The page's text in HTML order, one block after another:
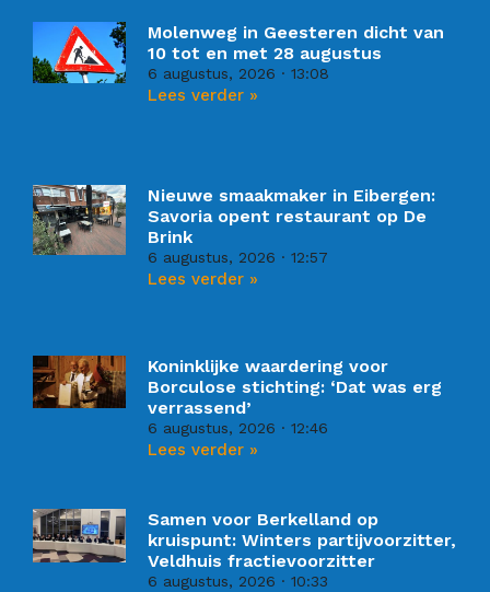
Molenweg in Geesteren dicht van
10 tot en met 28 augustus
6 augustus, 2026 13:08
Lees verder »
Nieuwe smaakmaker in Eibergen:
Savoria opent restaurant op De
Brink
6 augustus, 2026 12:57
Lees verder »
Koninklijke waardering voor
Borculose stichting: ‘Dat was erg
verrassend’
6 augustus, 2026 12:46
Lees verder »
Samen voor Berkelland op
kruispunt: Winters partijvoorzitter,
Veldhuis fractievoorzitter
6 augustus, 2026 10:33